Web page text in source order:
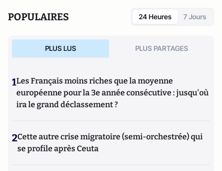
POPULAIRES 24 Heures 7 Jours
PLUS LUS PLUS PARTAGES
1Les Français moins riches que la moyenne
européenne pour la 3e année consécutive : jusqu'où
ira le grand déclassement ?
2Cette autre crise migratoire (semi-orchestrée) qui
se profile après Ceuta